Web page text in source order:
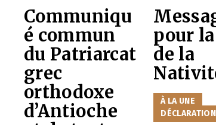
Communiqu
é commun
du Patriarcat
grec
orthodoxe
d’Antioche
pour
de la
CATÉGORIES
À LA UNE